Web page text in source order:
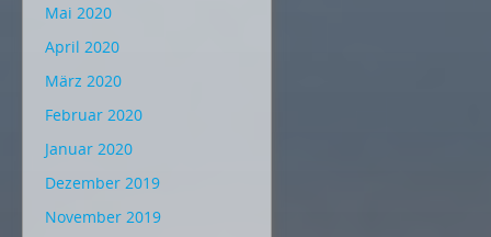
Mai 2020
April 2020
März 2020
Februar 2020
Januar 2020
Dezember 2019
November 2019